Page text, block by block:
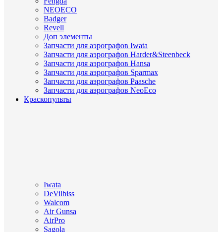
NEOECO
Badger
Revell
Доп элементы
Запчасти для аэрографов Iwata
Запчасти для аэрографов Harder&Steenbeck
Запчасти для аэрографов Hansa
Запчасти для аэрографов Sparmax
Запчасти для аэрографов Paasche
Запчасти для аэрографов NeoEco
Краскопульты
Iwata
DeVilbiss
Walcom
Air Gunsa
AirPro
Sagola